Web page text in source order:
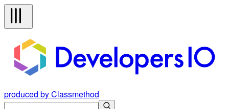
produced by Classmethod